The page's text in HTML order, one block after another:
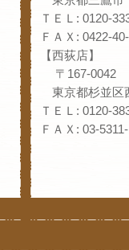
ＴＥＬ: 0120-
ＦＡＸ: 0422-
【西荻店】
〒167-0042
東京都杉並区
ＴＥＬ: 0120-
ＦＡＸ: 03-